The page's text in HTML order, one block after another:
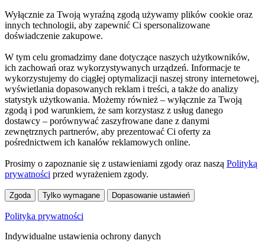
Wyłącznie za Twoją wyraźną zgodą używamy plików cookie oraz
innych technologii, aby zapewnić Ci spersonalizowane
doświadczenie zakupowe.
W tym celu gromadzimy dane dotyczące naszych użytkowników,
ich zachowań oraz wykorzystywanych urządzeń. Informacje te
wykorzystujemy do ciągłej optymalizacji naszej strony internetowej,
wyświetlania dopasowanych reklam i treści, a także do analizy
statystyk użytkowania. Możemy również – wyłącznie za Twoją
zgodą i pod warunkiem, że sam korzystasz z usług danego
dostawcy – porównywać zaszyfrowane dane z danymi
zewnętrznych partnerów, aby prezentować Ci oferty za
pośrednictwem ich kanałów reklamowych online.
Prosimy o zapoznanie się z ustawieniami zgody oraz naszą Polityką
prywatności przed wyrażeniem zgody.
Zgoda Tylko wymagane Dopasowanie ustawień
Polityka prywatności
Indywidualne ustawienia ochrony danych